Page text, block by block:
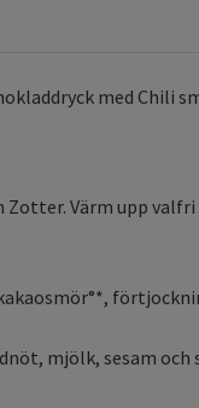
med Chili
Zotter. Värm upp
mjölk, sesam och